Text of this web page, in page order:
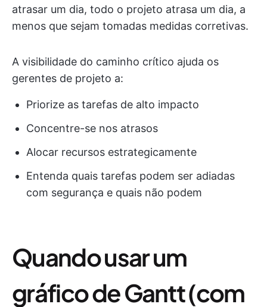
atrasar um dia, todo o projeto atrasa um dia, a
menos que sejam tomadas medidas corretivas.
A visibilidade do caminho crítico ajuda os
gerentes de projeto a:
Priorize as tarefas de alto impacto
Concentre-se nos atrasos
Alocar recursos estrategicamente
Entenda quais tarefas podem ser adiadas
com segurança e quais não podem
Quando usar um
gráfico de Gantt (com